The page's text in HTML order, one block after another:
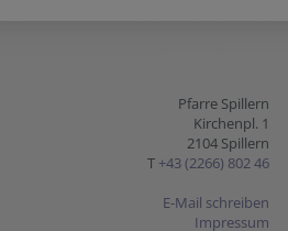
Pfarre Spillern
Kirchenpl. 1
2104 Spillern
T +43 (2266) 802 46
E-Mail schreiben
Impressum